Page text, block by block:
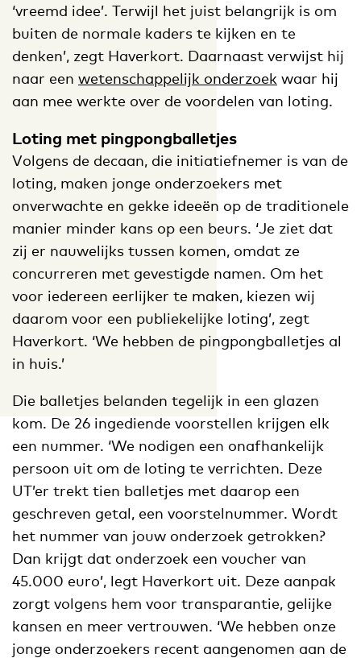
‘vreemd idee’. Terwijl het juist belangrijk is om
buiten de normale kaders te kijken en te
denken’, zegt Haverkort. Daarnaast verwijst hij
naar een wetenschappelijk onderzoek waar hij
aan mee werkte over de voordelen van loting.
Loting met pingpongballetjes
Volgens de decaan, die initiatiefnemer is van de
loting, maken jonge onderzoekers met
onverwachte en gekke ideeën op de traditionele
manier minder kans op een beurs. ‘Je ziet dat
zij er nauwelijks tussen komen, omdat ze
concurreren met gevestigde namen. Om het
voor iedereen eerlijker te maken, kiezen wij
daarom voor een publiekelijke loting’, zegt
Haverkort. ‘We hebben de pingpongballetjes al
in huis.’
Die balletjes belanden tegelijk in een glazen
kom. De 26 ingediende voorstellen krijgen elk
een nummer. ‘We nodigen een onafhankelijk
persoon uit om de loting te verrichten. Deze
UT’er trekt tien balletjes met daarop een
geschreven getal, een voorstelnummer. Wordt
het nummer van jouw onderzoek getrokken?
Dan krijgt dat onderzoek een voucher van
45.000 euro’, legt Haverkort uit. Deze aanpak
zorgt volgens hem voor transparantie, gelijke
kansen en meer vertrouwen. ‘We hebben onze
jonge onderzoekers recent aangenomen aan de